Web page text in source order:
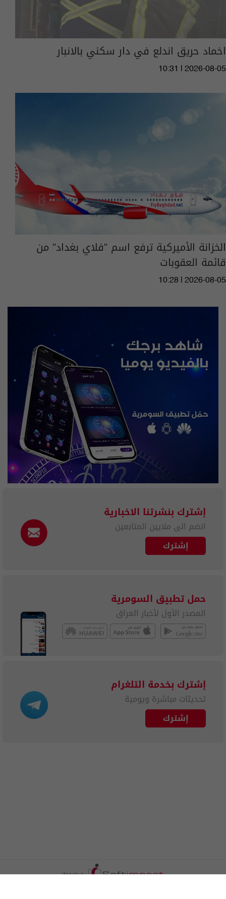
اخماد حريق اندلع في دار سكني بالانبار
10:31 | 2026-08-05
الخزانة الأميركية ترفع اسم "فلاي بغداد" من
قائمة العقوبات
10:28 | 2026-08-05
إشترك بنشرتنا الاخبارية
انضم الى ملايين المتابعين
إشترك
حمل تطبيق السومرية
المصدر الأول لأخبار العراق
إشترك بخدمة التلغرام
تحديثات مباشرة ويومية
إشترك